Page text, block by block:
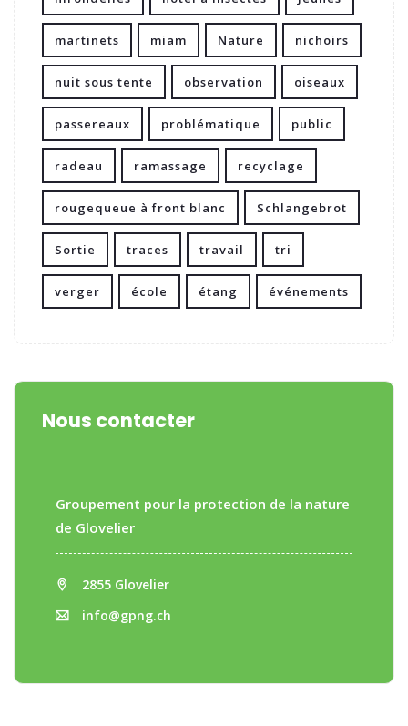
martinets miam Nature nichoirs
nuit sous tente observation oiseaux
passereaux problématique public
radeau ramassage recyclage
rougequeue à front blanc Schlangebrot
Sortie traces travail tri
verger école étang événements
Nous contacter
Groupement pour la protection de la nature
de Glovelier
2855 Glovelier
info@gpng.ch